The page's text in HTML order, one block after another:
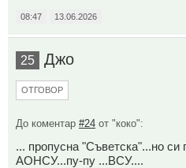
08:47 13.06.2026
25 Джо
ОТГОВОР
До коментар #24 от "коко":
... пропусна "Съветска"...но си
АОНСУ...пу-пу ...ВСУ....